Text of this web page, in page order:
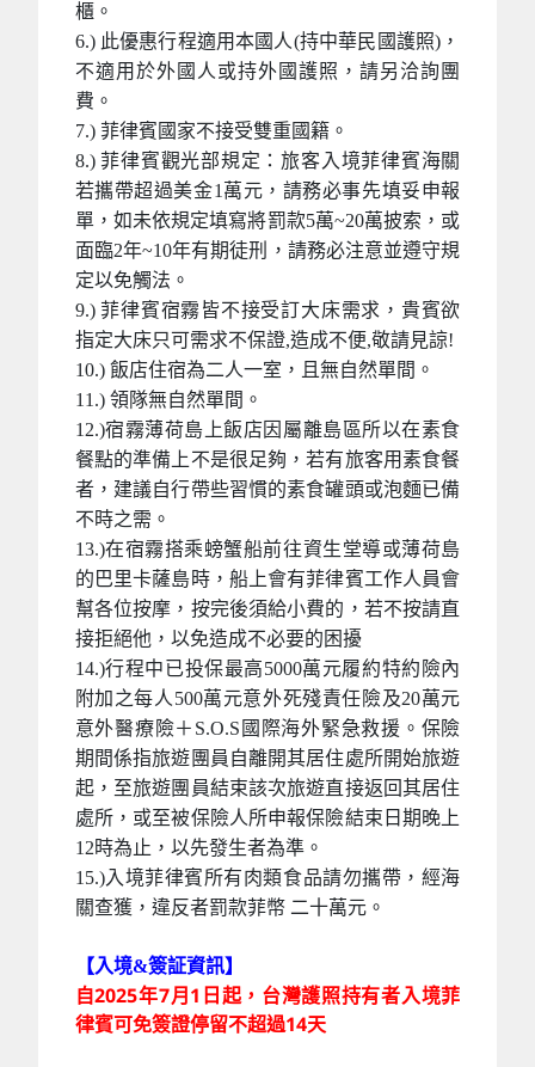
櫃。
6.) 此優惠行程適用本國人(持中華民國護照)，
不適用於外國人或持外國護照，請另洽詢團
費。
7.) 菲律賓國家不接受雙重國籍。
8.) 菲律賓觀光部規定：旅客入境菲律賓海關
若攜帶超過美金1萬元，請務必事先填妥申報
單，如未依規定填寫將罰款5萬~20萬披索，或
面臨2年~10年有期徒刑，請務必注意並遵守規
定以免觸法。
9.) 菲律賓宿霧皆不接受訂大床需求，貴賓欲
指定大床只可需求不保證,造成不便,敬請見諒!
10.) 飯店住宿為二人一室，且無自然單間。
11.) 領隊無自然單間。
12.)宿霧薄荷島上飯店因屬離島區所以在素食
餐點的準備上不是很足夠，若有旅客用素食餐
者，建議自行帶些習慣的素食罐頭或泡麵已備
不時之需。
13.)在宿霧搭乘螃蟹船前往資生堂導或薄荷島
的巴里卡薩島時，船上會有菲律賓工作人員會
幫各位按摩，按完後須給小費的，若不按請直
接拒絕他，以免造成不必要的困擾
14.)行程中已投保最高5000萬元履約特約險內
附加之每人500萬元意外死殘責任險及20萬元
意外醫療險＋S.O.S國際海外緊急救援。保險
期間係指旅遊團員自離開其居住處所開始旅遊
起，至旅遊團員結束該次旅遊直接返回其居住
處所，或至被保險人所申報保險結束日期晚上
12時為止，以先發生者為準。
15.)入境菲律賓所有肉類食品請勿攜帶，經海
關查獲，違反者罰款菲幣 二十萬元。
【入境&簽証資訊】
自2025年7月1日起，台灣護照持有者入境菲
律賓可免簽證停留不超過14天